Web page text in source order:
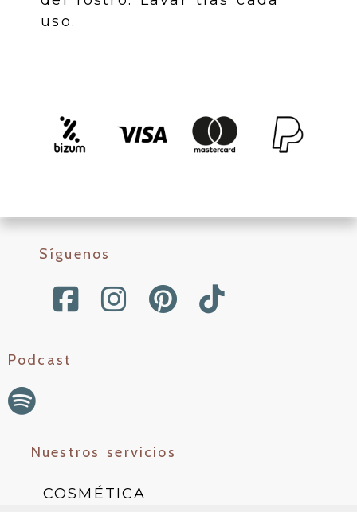
uso.
Síguenos
Podcast
Nuestros servicios
COSMÉTICA